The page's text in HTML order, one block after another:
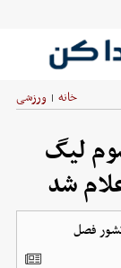
خانه | ورزشی
لیگ
فصل